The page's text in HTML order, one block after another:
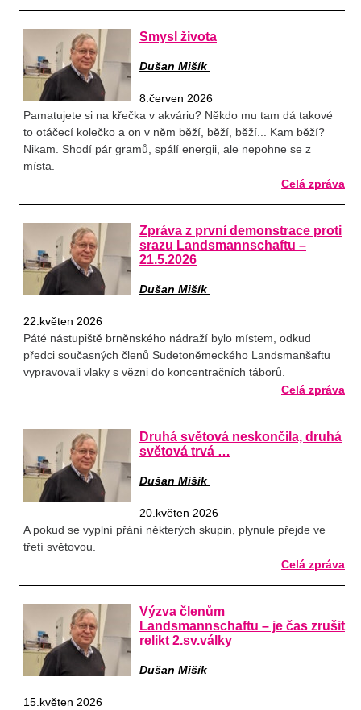
Smysl života
Dušan Mišík
8.červen 2026
Pamatujete si na křečka v akváriu? Někdo mu tam dá takové
to otáčecí kolečko a on v něm běží, běží, běží... Kam běží?
Nikam. Shodí pár gramů, spálí energii, ale nepohne se z
místa.
Celá zpráva
Zpráva z první demonstrace proti
srazu Landsmannschaftu –
21.5.2026
Dušan Mišík
22.květen 2026
Páté nástupiště brněnského nádraží bylo místem, odkud
předci současných členů Sudetoněmeckého Landsmanšaftu
vypravovali vlaky s vězni do koncentračních táborů.
Celá zpráva
Druhá světová neskončila, druhá
světová trvá …
Dušan Mišík
20.květen 2026
A pokud se vyplní přání některých skupin, plynule přejde ve
třetí světovou.
Celá zpráva
Výzva členům
Landsmannschaftu – je čas zrušit
relikt 2.sv.války
Dušan Mišík
15.květen 2026